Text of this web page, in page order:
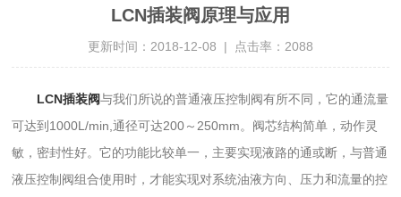
LCN插装阀原理与应用
更新时间：2018-12-08 | 点击率：2088
LCN插装阀与我们所说的普通液压控制阀有所不同，它的通流量
可达到1000L/min,通径可达200～250mm。阀芯结构简单，动作灵
敏，密封性好。它的功能比较单一，主要实现液路的通或断，与普通
液压控制阀组合使用时，才能实现对系统油液方向、压力和流量的控